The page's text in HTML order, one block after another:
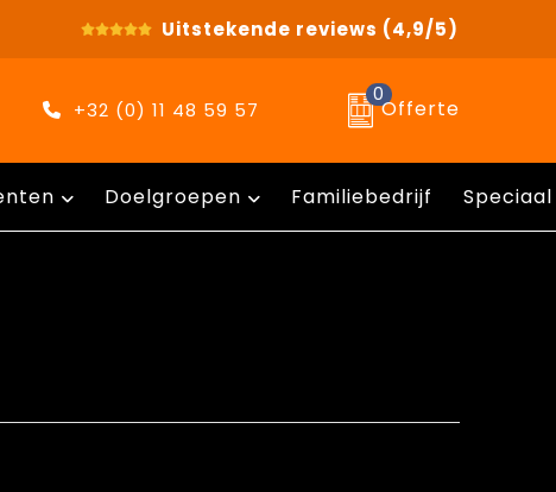
Uitstekende reviews (4,9/5)
+32 (0) 11 48 59 57
0
Offerte
Doelgroepen Familiebedrijf